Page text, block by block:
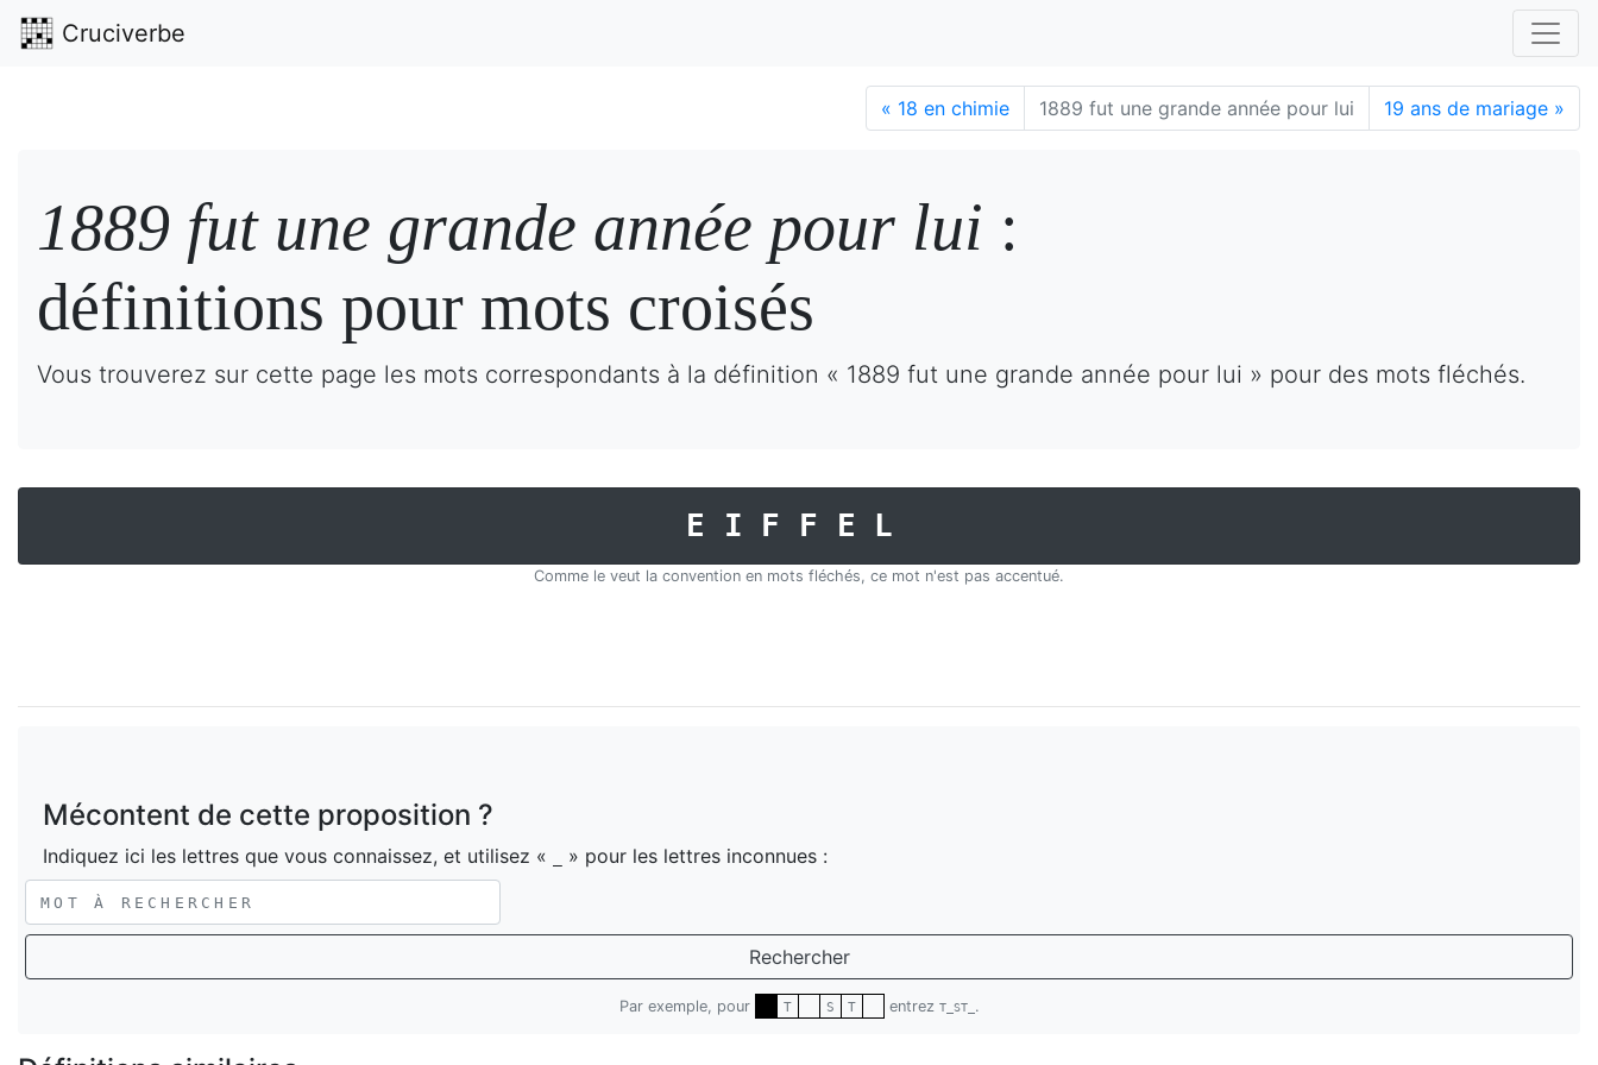
Cruciverbe
« 18 en chimie 1889 fut une grande année pour lui 19 ans de mariage »
1889 fut une grande année pour lui :
définitions pour mots croisés
Vous trouverez sur cette page les mots correspondants à la définition « 1889 fut une grande année pour lui » pour des mots fléchés.
EIFFEL
Comme le veut la convention en mots fléchés, ce mot n'est pas accentué.
Mécontent de cette proposition ?
Indiquez ici les lettres que vous connaissez, et utilisez « » pour les lettres inconnues :
Rechercher
Par exemple, pour T S T entrez T_ST_ .